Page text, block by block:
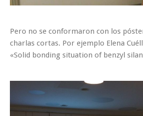
Pero no se conformaron con los
charlas cortas. Por ejemplo Elena
«Solid bonding situation of benzyl